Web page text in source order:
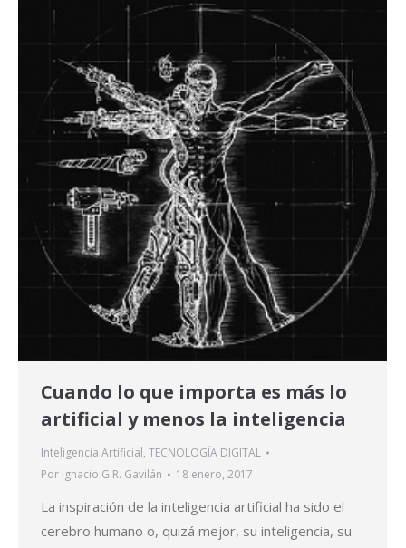
Cuando lo que importa es más lo
artificial y menos la inteligencia
Inteligencia Artificial, TECNOLOGÍA DIGITAL
Por Ignacio G.R. Gavilán 18 enero, 2017
La inspiración de la inteligencia artificial ha sido el
cerebro humano o, quizá mejor, su inteligencia, su